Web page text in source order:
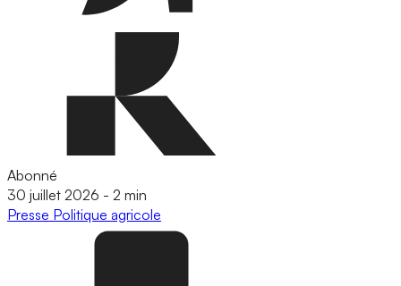
Abonné
30 juillet 2026 - 2 min
Presse Politique agricole